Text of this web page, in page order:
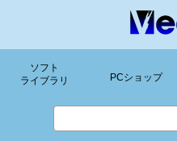
ソフト
ライブラリ
PCショップ